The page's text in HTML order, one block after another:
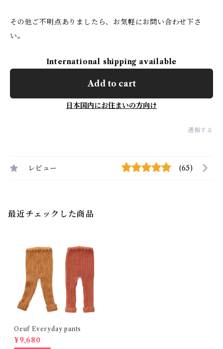
その他ご不明点ありましたら、お気軽にお問い合わせ下さ
い。
International shipping available
Add to cart
日本国内にお住まいの方向け
通報する
レビュー (65)
最近チェックした商品
Oeuf Everyday pants
¥9,680